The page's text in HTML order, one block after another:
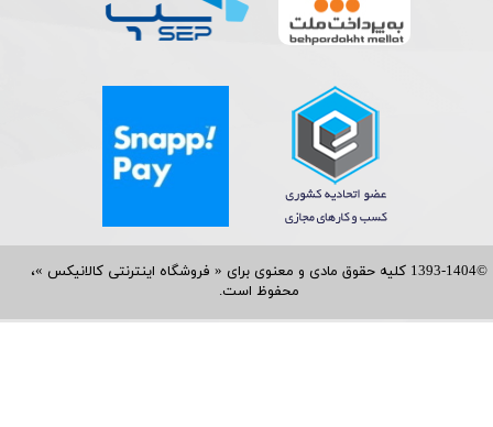
©1393-1404 کلیه حقوق مادی و معنوی برای « فروشگاه اینترنتی کالانیکس »،
محفوظ است.​​​​​​​